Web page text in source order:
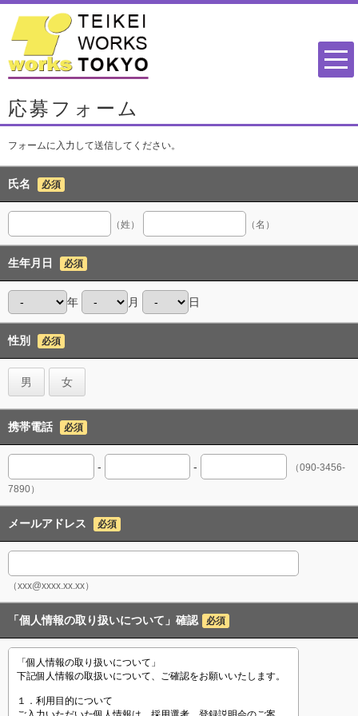
応募フォーム
フォームに入力して送信してください。
氏名 必須
（姓） （名）
生年月日 必須
年 月 日
性別 必須
男 女
携帯電話 必須
- -
（090-3456-
7890）
メールアドレス 必須
（xxx@xxxx.xx.xx）
「個人情報の取り扱いについて」確認 必須